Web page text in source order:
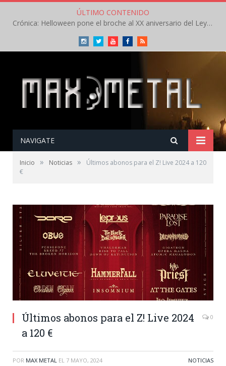
ÚLTIMO CONTENIDO
Crónica: Helloween pone el broche al XX aniversario del Leyendas del Rock – Sábado – Agosto 2026
InstagramTwitterYoutubeFacebookRSS
NAVIGATE
Inicio » Noticias »
Últimos abonos para el Z! Live 2024 a 120
€
Últimos abonos para el Z! Live 2024
a 120 €
0
POR MAX METAL EL 7 MAYO, 2024 NOTICIAS